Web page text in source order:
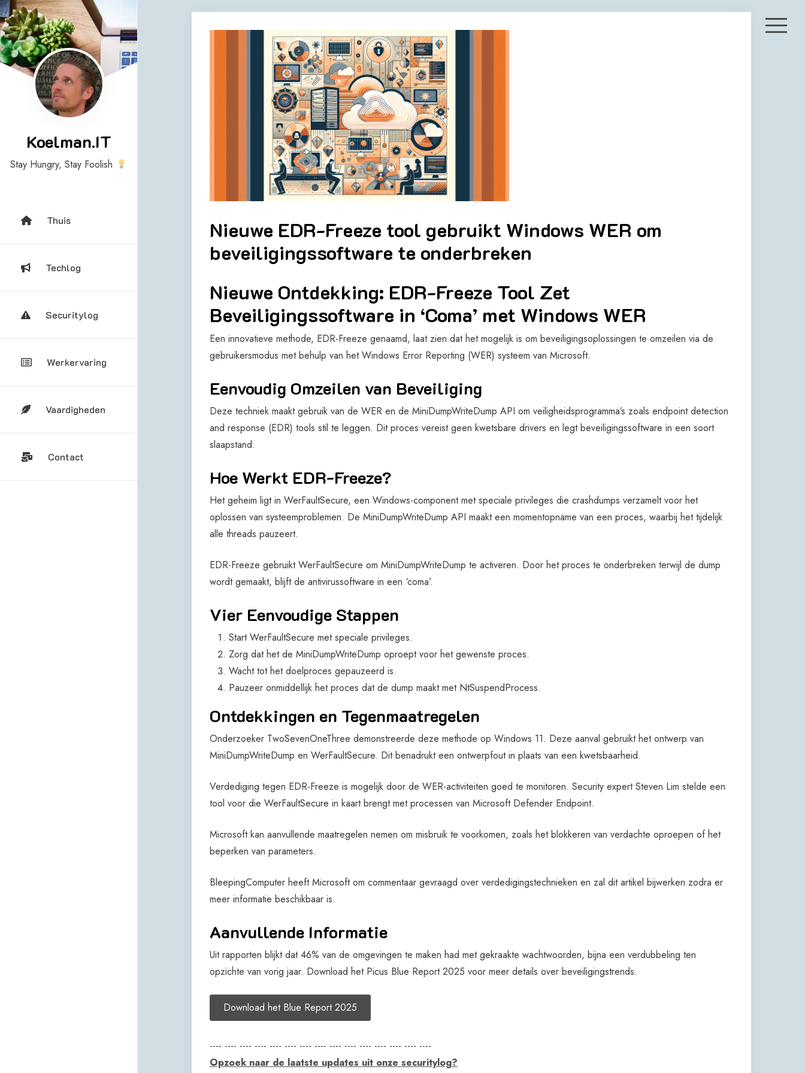
Skip
to
content
Koelman.IT
Stay Hungry, Stay Foolish
Thuis
Techlog
Securitylog
Werkervaring
Vaardigheden
Contact
Nieuwe EDR-Freeze tool gebruikt Windows WER om
beveiligingssoftware te onderbreken
Nieuwe Ontdekking: EDR-Freeze Tool Zet
Beveiligingssoftware in ‘Coma’ met Windows WER
Een innovatieve methode, EDR-Freeze genaamd, laat zien dat het mogelijk is om beveiligingsoplossingen te omzeilen via de
gebruikersmodus met behulp van het Windows Error Reporting (WER) systeem van Microsoft.
Eenvoudig Omzeilen van Beveiliging
Deze techniek maakt gebruik van de WER en de MiniDumpWriteDump API om veiligheidsprogramma’s zoals endpoint detection
and response (EDR) tools stil te leggen. Dit proces vereist geen kwetsbare drivers en legt beveiligingssoftware in een soort
slaapstand.
Hoe Werkt EDR-Freeze?
Het geheim ligt in WerFaultSecure, een Windows-component met speciale privileges die crashdumps verzamelt voor het
oplossen van systeemproblemen. De MiniDumpWriteDump API maakt een momentopname van een proces, waarbij het tijdelijk
alle threads pauzeert.
EDR-Freeze gebruikt WerFaultSecure om MiniDumpWriteDump te activeren. Door het proces te onderbreken terwijl de dump
wordt gemaakt, blijft de antivirussoftware in een ‘coma’.
Vier Eenvoudige Stappen
Start WerFaultSecure met speciale privileges.
Zorg dat het de MiniDumpWriteDump oproept voor het gewenste proces.
Wacht tot het doelproces gepauzeerd is.
Pauzeer onmiddellijk het proces dat de dump maakt met NtSuspendProcess.
Ontdekkingen en Tegenmaatregelen
Onderzoeker TwoSevenOneThree demonstreerde deze methode op Windows 11. Deze aanval gebruikt het ontwerp van
MiniDumpWriteDump en WerFaultSecure. Dit benadrukt een ontwerpfout in plaats van een kwetsbaarheid.
Verdediging tegen EDR-Freeze is mogelijk door de WER-activiteiten goed te monitoren. Security expert Steven Lim stelde een
tool voor die WerFaultSecure in kaart brengt met processen van Microsoft Defender Endpoint.
Microsoft kan aanvullende maatregelen nemen om misbruik te voorkomen, zoals het blokkeren van verdachte oproepen of het
beperken van parameters.
BleepingComputer heeft Microsoft om commentaar gevraagd over verdedigingstechnieken en zal dit artikel bijwerken zodra er
meer informatie beschikbaar is.
Aanvullende Informatie
Uit rapporten blijkt dat 46% van de omgevingen te maken had met gekraakte wachtwoorden, bijna een verdubbeling ten
opzichte van vorig jaar. Download het Picus Blue Report 2025 voor meer details over beveiligingstrends.
Download het Blue Report 2025
---- ---- ---- ---- ---- ---- ---- ---- ---- ---- ---- ---- ---- ---- ----
Opzoek naar de laatste updates uit onze securitylog?